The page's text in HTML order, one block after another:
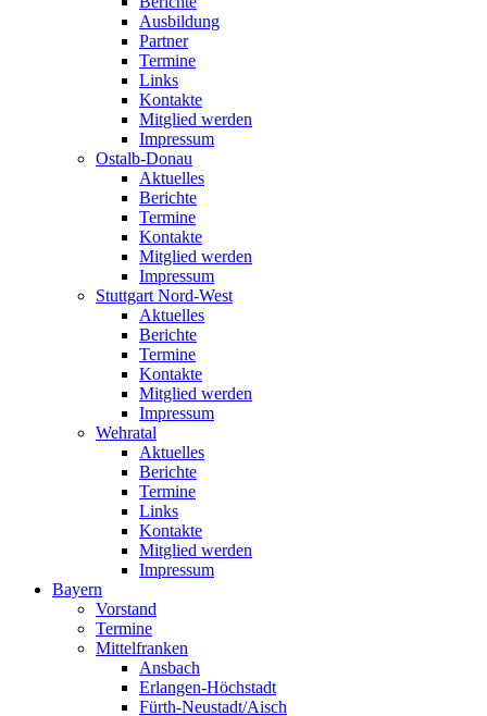
Ausbildung
Partner
Termine
Links
Kontakte
Mitglied werden
Impressum
Ostalb-Donau
Aktuelles
Berichte
Termine
Kontakte
Mitglied werden
Impressum
Stuttgart Nord-West
Aktuelles
Berichte
Termine
Kontakte
Mitglied werden
Impressum
Wehratal
Aktuelles
Berichte
Termine
Links
Kontakte
Mitglied werden
Impressum
Bayern
Vorstand
Termine
Mittelfranken
Ansbach
Erlangen-Höchstadt
Fürth-Neustadt/Aisch